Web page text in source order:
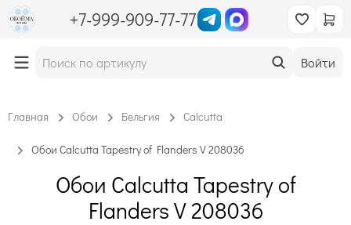
+7-999-909-77-77
Войти
Главная Обои Бельгия Calcutta
Обои Calcutta Tapestry of Flanders V 208036
Обои Calcutta Tapestry of
Flanders V 208036